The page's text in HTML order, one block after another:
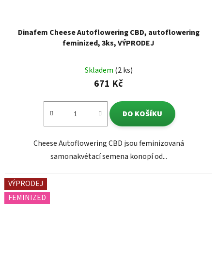
Dinafem Cheese Autoflowering CBD, autoflowering
feminized, 3ks, VÝPRODEJ
Skladem (2 ks)
671 Kč
DO KOŠÍKU
Cheese Autoflowering CBD jsou feminizovaná
samonakvétací semena konopí od...
VÝPRODEJ
FEMINIZED